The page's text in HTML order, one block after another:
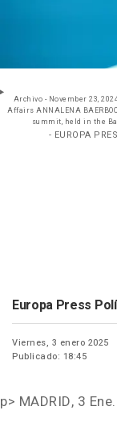
Archivo - November 23,
Affairs ANNALENA BAERBOCK, speaks to the press at the final day and closing of the COP29
summit, held in the
- EUROPA
Europa Press
Viernes, 3 enero 2025
Publicado: 18:45
p> MADRID, 3